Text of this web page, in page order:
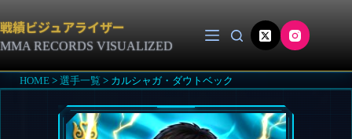
ン
テ
ツ
へ
戦績ビジュアライザー
MMA RECORDS VISUALIZED
HOME > 選手一覧 > カルシャガ・ダウトベック